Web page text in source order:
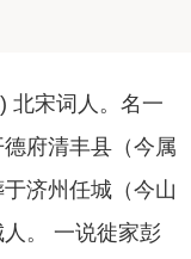
北宋词人。名一
府清丰县（今属
济州任城（今山
。 一说徙家彭